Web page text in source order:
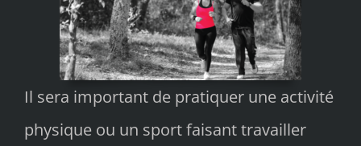
Il sera important de pratiquer une activité
physique ou un sport faisant travailler